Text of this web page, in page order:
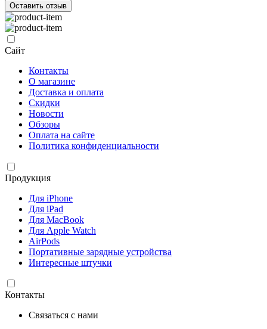
Оставить отзыв
Сайт
Контакты
О магазине
Доставка и оплата
Скидки
Новости
Обзоры
Оплата на сайте
Политика конфиденциальности
Продукция
Для iPhone
Для iPad
Для MacBook
Для Apple Watch
AirPods
Портативные зарядные устройства
Интересные штучки
Контакты
Связаться с нами